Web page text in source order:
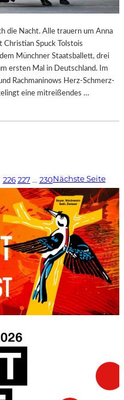
die Nacht. Alle trauern um Anna
Christian Spuck Tolstois
Münchner Staatsballett, drei
ersten Mal in Deutschland. Im
Rachmaninows Herz-Schmerz-
eine mitreißendes …
226 227 … 230Nächste Seite